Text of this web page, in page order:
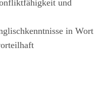
und
in Wort